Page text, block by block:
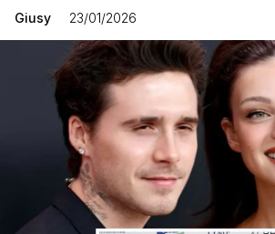
Giusy 23/01/2026